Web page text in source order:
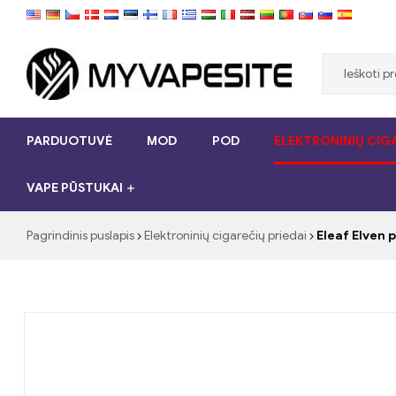
Myvapesite.de
cigaretes
pigiai
internete
PARDUOTUVĖ MOD POD ELEKTRONINIŲ
VAPE PŪSTUKAI
Pagrindinis puslapis Elektroninių cigarečių priedai Eleaf Elven